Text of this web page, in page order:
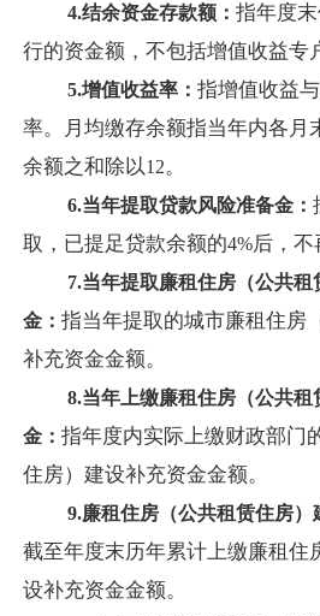
4.结余资金存款额：指年度
行的资金额，不包括增值收益专
5.增值收益率：指增值收益
率。月均缴存余额指当年内各月
余额之和除以12。
6.当年提取贷款风险准备金：
取，已提足贷款余额的4%后，不
7.当年提取廉租住房（公共
金： 指当年提取的城市廉租住房
补充资金金额。
8.当年上缴廉租住房（公共
金： 指年度内实际上缴财政部门
住房）建设补充资金金额。
9.廉租住房（公共租赁住房
截至年度末历年累计上缴廉租住
设补充资金金额。